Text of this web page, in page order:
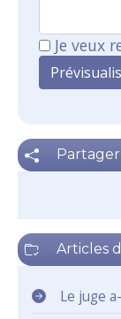
Je veux
Articles
Le juge